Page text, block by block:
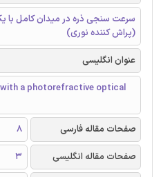
سرعت سنجی ذره در میدان کامل با یک
(پراش کننده نوری)
عنوان انگلیسی
a photorefractive optical
صفحات مقاله فارسی
8
صفحات مقاله انگلیسی
3